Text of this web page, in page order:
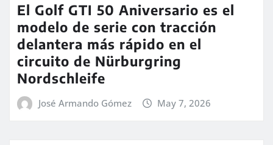
El Golf GTI 50 Aniversario es el
modelo de serie con tracción
delantera más rápido en el
circuito de Nürburgring
Nordschleife
José Armando Gómez May 7, 2026